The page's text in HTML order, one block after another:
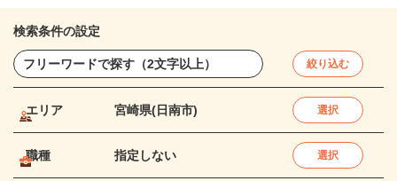
検索条件の設定
絞り込む
エリア 宮崎県(日南市) 選択
職種 指定しない 選択